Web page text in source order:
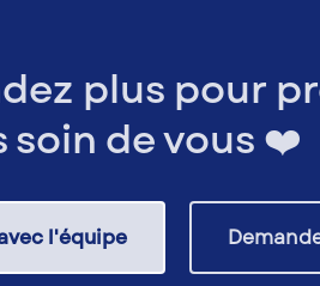
plus pour
soin de vous ❤️
l'équipe